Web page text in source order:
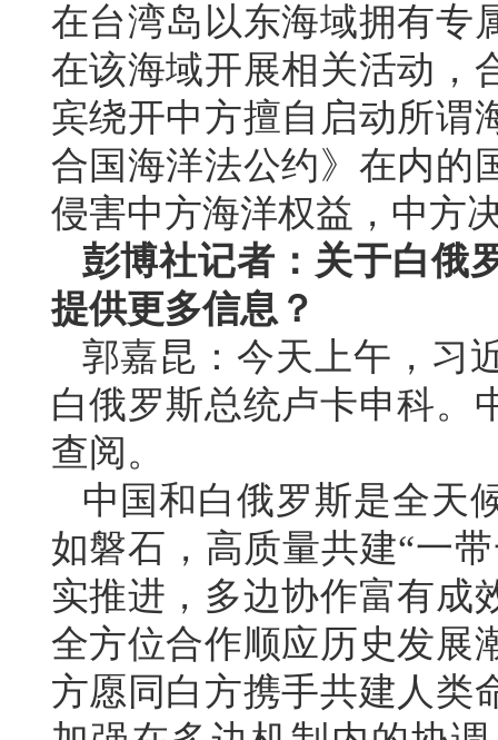
在台湾岛以东海域拥有专
在该海域开展相关活动，
宾绕开中方擅自启动所谓
合国海洋法公约》在内的
侵害中方海洋权益，中方
彭博社记者：关于白俄
提供更多信息？
郭嘉昆：今天上午，习
白俄罗斯总统卢卡申科。
查阅。
中国和白俄罗斯是全天
如磐石，高质量共建“一
实推进，多边协作富有成
全方位合作顺应历史发展
方愿同白方携手共建人类